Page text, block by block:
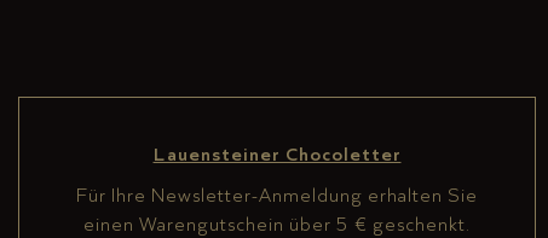
Lauensteiner Chocoletter
Für Ihre Newsletter-Anmeldung erhalten Sie
einen Warengutschein über 5 € geschenkt.